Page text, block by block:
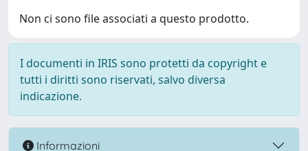
Non ci sono file associati a questo prodotto.
I documenti in IRIS sono protetti da copyright e
tutti i diritti sono riservati, salvo diversa
indicazione.
Informazioni